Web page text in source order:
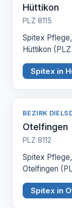
Hüttikon
PLZ 8115
Spitex
Hüttikon (PLZ
Spitex in
BEZIRK
Otelfingen
PLZ 8112
Spitex
Otelfingen
Spitex in